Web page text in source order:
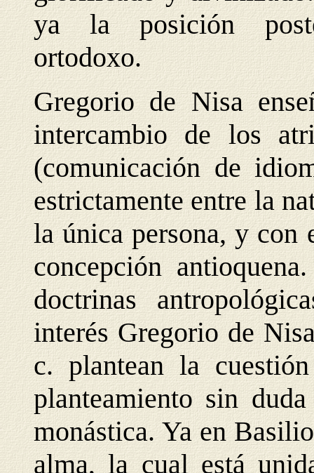
ya la posición
ortodoxo.
Gregorio de Nisa
intercambio de los
(comunicación de
estrictamente entre la
la única persona, y con
concepción
doctrinas
interés Gregorio de
c. plantean la
planteamiento sin
monástica. Ya en
alma, la cual está